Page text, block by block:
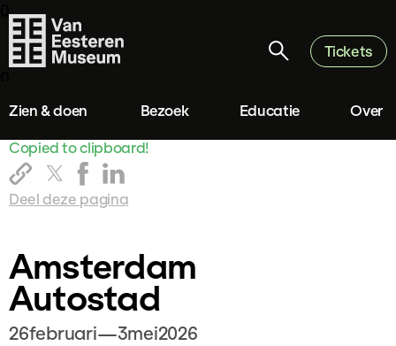
0
Tickets
Zien & doen Bezoek Educatie Over
Deel deze pagina
Copied to clipboard!
Amsterdam
Autostad
26februari—3mei2026